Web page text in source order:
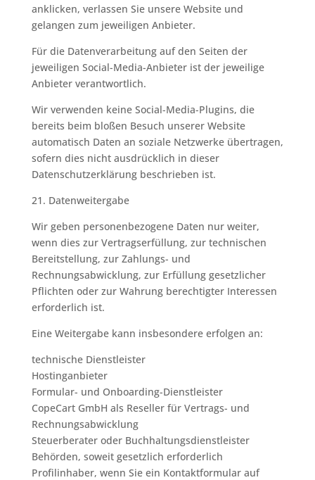
anklicken, verlassen Sie unsere Website und
gelangen zum jeweiligen Anbieter.
Für die Datenverarbeitung auf den Seiten der
jeweiligen Social-Media-Anbieter ist der jeweilige
Anbieter verantwortlich.
Wir verwenden keine Social-Media-Plugins, die
bereits beim bloßen Besuch unserer Website
automatisch Daten an soziale Netzwerke übertragen,
sofern dies nicht ausdrücklich in dieser
Datenschutzerklärung beschrieben ist.
21. Datenweitergabe
Wir geben personenbezogene Daten nur weiter,
wenn dies zur Vertragserfüllung, zur technischen
Bereitstellung, zur Zahlungs- und
Rechnungsabwicklung, zur Erfüllung gesetzlicher
Pflichten oder zur Wahrung berechtigter Interessen
erforderlich ist.
Eine Weitergabe kann insbesondere erfolgen an:
technische Dienstleister
Hostinganbieter
Formular- und Onboarding-Dienstleister
CopeCart GmbH als Reseller für Vertrags- und
Rechnungsabwicklung
Steuerberater oder Buchhaltungsdienstleister
Behörden, soweit gesetzlich erforderlich
Profilinhaber, wenn Sie ein Kontaktformular auf